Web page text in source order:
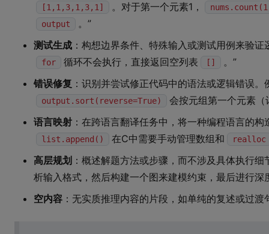
[1,1,3,1,3,1] 。对于第一个元素1，
output
。”
测试生成 ：构想边界条件、特殊输入或测试用例来验
for 循环不会执行，直接返回空列表 []
。”
错误修复 ：识别并尝试修正代码中的语法或逻辑错误。
output.sort(reverse=True)
会按元组第一个元素（
语言映射 ：在跨语言翻译任务中，将一种编程语言的
list.append() 在C中需要手动管理数组和 realloc
高层规划 ：概述解题方法或步骤，而不涉及具体执行
析输入格式，然后构建一个图来建模约束，最后进行深
空内容 ：无实质推理内容的片段，如单纯的复述或过渡